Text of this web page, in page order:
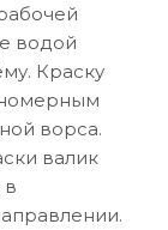
водой
Краску
ворса.
валик
в